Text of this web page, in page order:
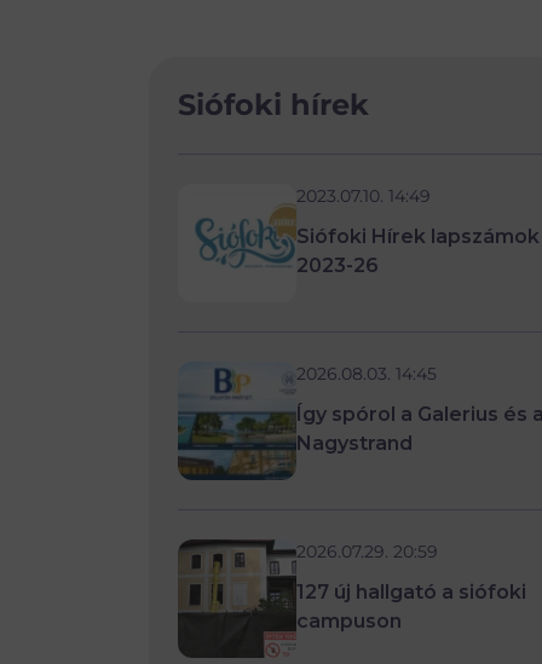
Siófoki hírek
2023.07.10. 14:49
Siófoki Hírek lapszámok
2023-26
2026.08.03. 14:45
Így spórol a Galerius és
Nagystrand
2026.07.29. 20:59
127 új hallgató a siófoki
campuson